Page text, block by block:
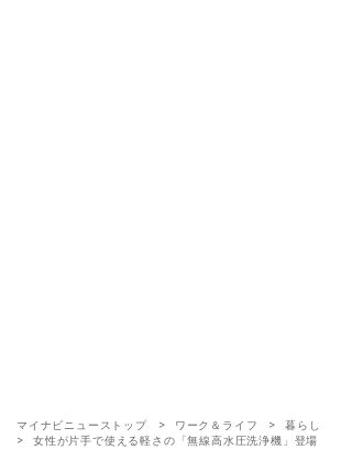
マイナビニューストップ ワーク＆ライフ
暮らし
女性が片手で使える軽さの「無線高水圧洗浄機」登場